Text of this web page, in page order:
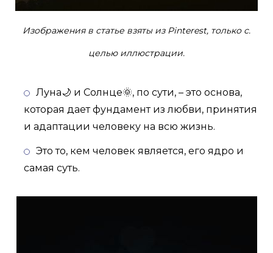
Изображения в статье взяты из Pinterest, только с.
целью иллюстрации.
Луна🌙 и Солнце🌞, по сути, – это основа,
которая дает фундамент из любви, принятия
и адаптации человеку на всю жизнь.
Это то, кем человек является, его ядро и
самая суть.